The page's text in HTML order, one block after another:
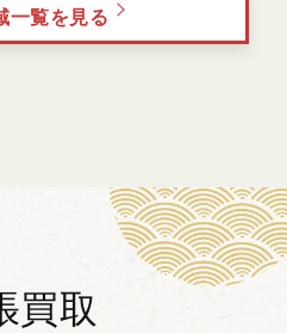
一覧を見る
買取